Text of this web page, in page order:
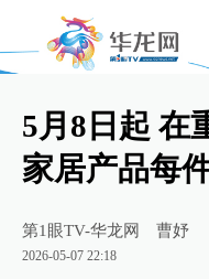
5月8日起 在
家居产品每
第1眼TV-华龙网 曹妤
2026-05-07 22:18